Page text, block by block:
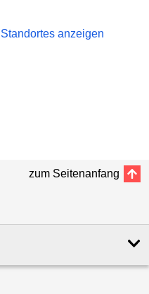
anzeigen
zum Seitenanfang